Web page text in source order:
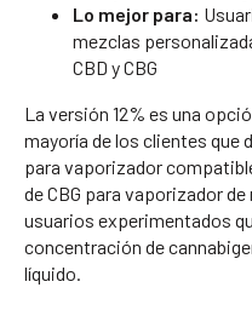
Lo mejor para:
mezclas
CBD y CBG
La versión 12% es una
mayoría de los clientes que
para vaporizador
de CBG para vaporizador
usuarios experimentados
concentración de
líquido.